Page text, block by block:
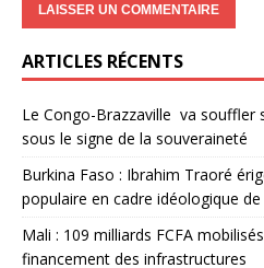
ARTICLES RÉCENTS
Le Congo-Brazzaville va souffler
sous le signe de la souveraineté
Burkina Faso : Ibrahim Traoré
populaire en cadre idéologique
Mali : 109 milliards FCFA
financement des infrastructures